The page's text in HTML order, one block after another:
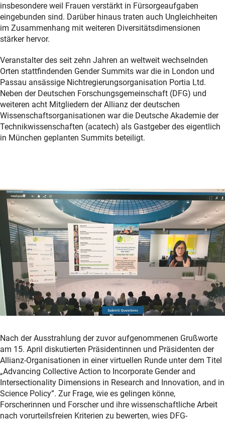
insbesondere weil Frauen verstärkt in Fürsorgeaufgaben
eingebunden sind. Darüber hinaus traten auch Ungleichheiten
im Zusammenhang mit weiteren Diversitätsdimensionen
stärker hervor.
Veranstalter des seit zehn Jahren an weltweit wechselnden
Orten stattfindenden Gender Summits war die in London und
Passau ansässige Nichtregierungsorganisation Portia Ltd.
Neben der Deutschen Forschungsgemeinschaft (DFG) und
weiteren acht Mitgliedern der Allianz der deutschen
Wissenschaftsorganisationen war die Deutsche Akademie der
Technikwissenschaften (acatech) als Gastgeber des eigentlich
in München geplanten Summits beteiligt.
Nach der Ausstrahlung der zuvor aufgenommenen Grußworte
am 15. April diskutierten Präsidentinnen und Präsidenten der
Allianz-Organisationen in einer virtuellen Runde unter dem Titel
„Advancing Collective Action to Incorporate Gender and
Intersectionality Dimensions in Research and Innovation, and in
Science Policy”. Zur Frage, wie es gelingen könne,
Forscherinnen und Forscher und ihre wissenschaftliche Arbeit
nach vorurteilsfreien Kriterien zu bewerten, wies DFG-